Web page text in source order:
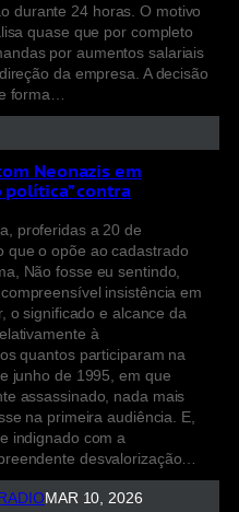
durante 24 horas. O motivo
quase que por completo
por aumentos salariais
da empresa. A decisão
forma…
Neonazis em
política” contra
proferidas a 20 de
que o opõe ao cadastrado
Não fosse eu sentindo,
insistência em
o significado e alcance da
à
quantos participaram na
junho de 1995, em que
assassinado, nada mais
na primeira audiência. E,
indignado com a
desvalorização…
MAR 10, 2026